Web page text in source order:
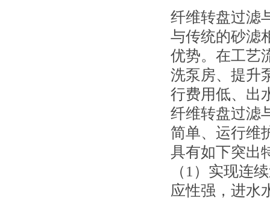
纤维转盘过滤
与传统的砂滤
优势。在工艺
洗泵房、提升
行费用低、出
纤维转盘过滤
简单、运行维
具有如下突出
（1）实现连
应性强，进水